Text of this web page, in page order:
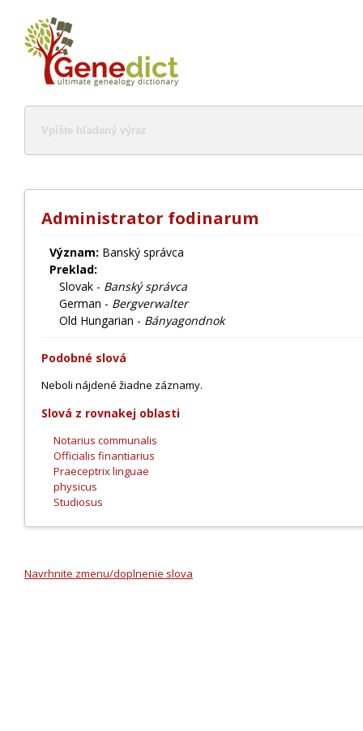
Administrator fodinarum
Význam: Banský správca
Preklad:
Slovak - Banský správca
German - Bergverwalter
Old Hungarian - Bányagondnok
Podobné slová
Neboli nájdené žiadne záznamy.
Slová z rovnakej oblasti
Notarius communalis
Officialis finantiarius
Praeceptrix linguae
physicus
Studiosus
Navrhnite zmenu/doplnenie slova